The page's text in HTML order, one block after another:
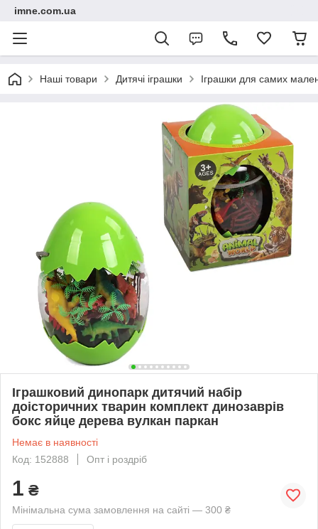
imne.com.ua
Наші товари Дитячі іграшки Іграшки для самих
Іграшковий динопарк дитячий набір
доісторичних тварин комплект динозаврів
бокс яйце дерева вулкан паркан
Немає в наявності
Код: 152888
Опт і роздріб
1 ₴
Мінімальна сума замовлення на сайті — 300 ₴